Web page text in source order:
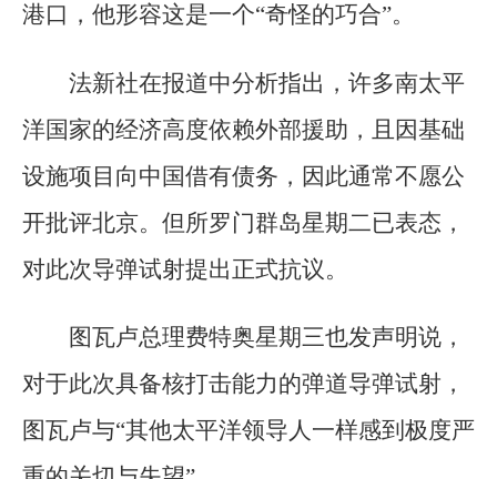
港口，他形容这是一个“奇怪的巧合”。
法新社在报道中分析指出，许多南太平
洋国家的经济高度依赖外部援助，且因基础
设施项目向中国借有债务，因此通常不愿公
开批评北京。但所罗门群岛星期二已表态，
对此次导弹试射提出正式抗议。
图瓦卢总理费特奥星期三也发声明说，
对于此次具备核打击能力的弹道导弹试射，
图瓦卢与“其他太平洋领导人一样感到极度严